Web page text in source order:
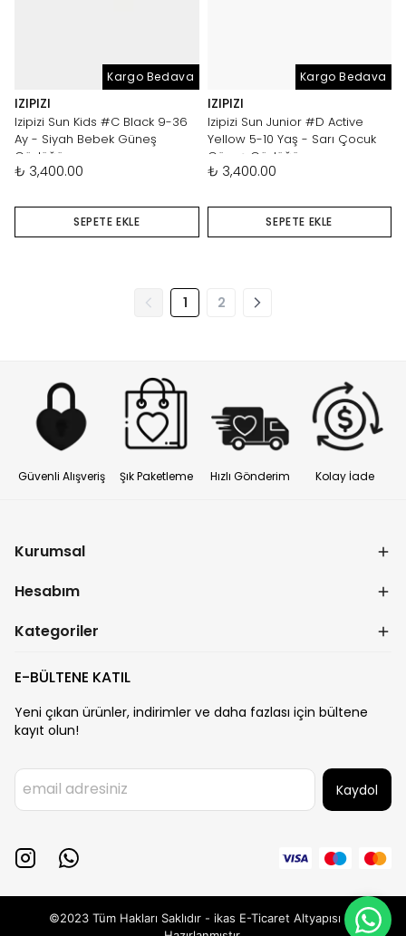
Kargo Bedava
IZIPIZI
Izipizi Sun Kids #C Black 9-36
Ay - Siyah Bebek Güneş
Gözlüğü
₺ 3,400.00
SEPETE EKLE
Kargo Bedava
IZIPIZI
Izipizi Sun Junior #D Active
Yellow 5-10 Yaş - Sarı Çocuk
Güneş Gözlüğü
₺ 3,400.00
SEPETE EKLE
1 2
Güvenli Alışveriş Şık Paketleme Hızlı Gönderim Kolay İade
Kurumsal
Hesabım
Kategoriler
E-BÜLTENE KATIL
Yeni çıkan ürünler, indirimler ve daha fazlası için bültene
kayıt olun!
Kaydol
©2023 Tüm Hakları Saklıdır - ikas E-Ticaret Altyapısı ile